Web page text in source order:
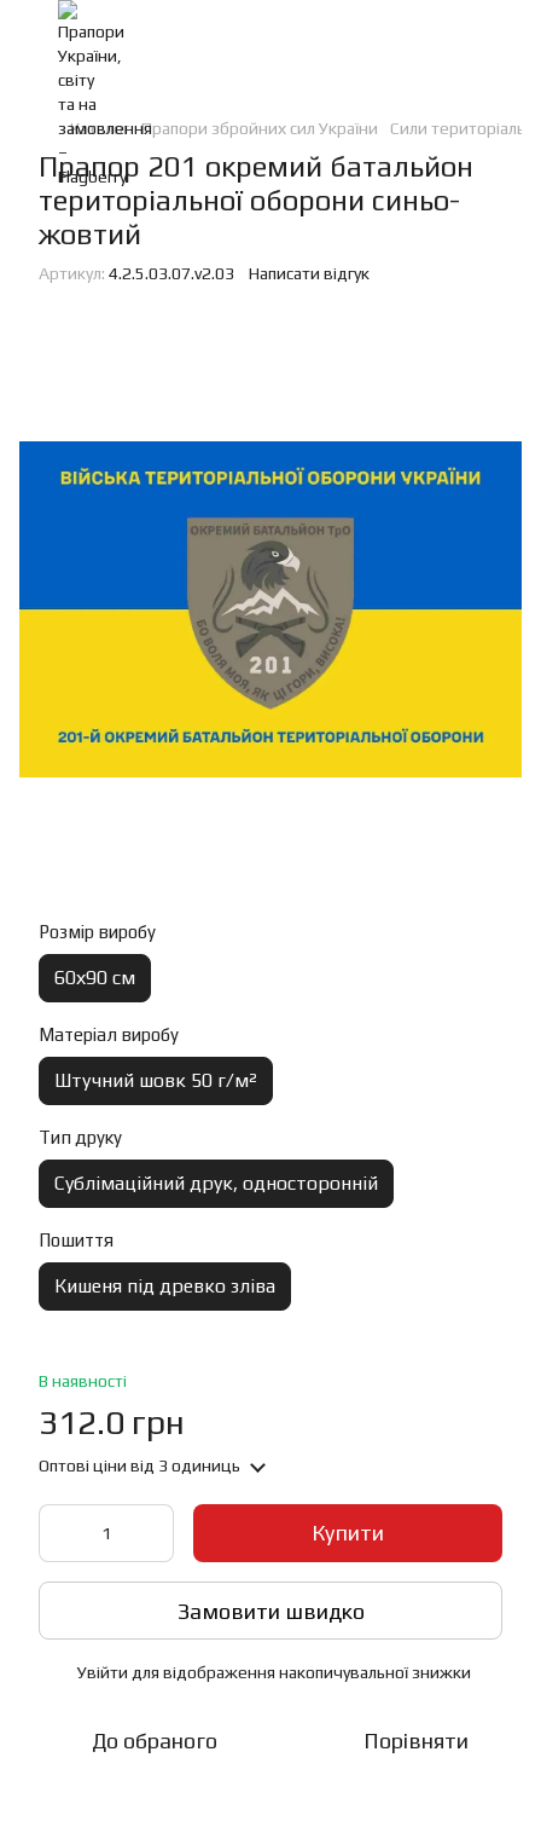
Каталог Прапори збройних сил України Сили
Прапор 201 окремий батальйон
територіальної оборони синьо-
жовтий
Артикул: 4.2.5.03.07.v2.03 Написати відгук
Розмір виробу
60х90 см
Матеріал виробу
Штучний шовк 50 г/м²
Тип друку
Сублімаційний друк, односторонній
Пошиття
Кишеня під древко зліва
В наявності
312.0 грн
Оптові ціни від 3 одиниць
Купити
Замовити швидко
Увійти для відображення накопичувальної знижки
До обраного Порівняти